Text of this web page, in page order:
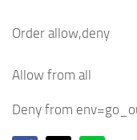
Order allow,deny
Allow from all
Deny from